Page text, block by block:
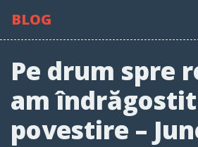
BLOG
Pe drum spre
am
povestire –